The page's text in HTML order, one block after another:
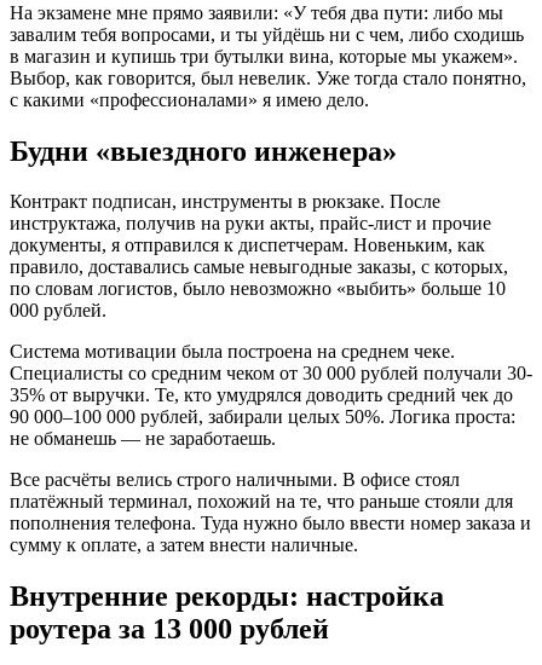
На экзамене мне прямо заявили: «У тебя два пути: либо мы
завалим тебя вопросами, и ты уйдёшь ни с чем, либо сходишь
в магазин и купишь три бутылки вина, которые мы укажем».
Выбор, как говорится, был невелик. Уже тогда стало понятно,
с какими «профессионалами» я имею дело.
Будни «выездного инженера»
Контракт подписан, инструменты в рюкзаке. После
инструктажа, получив на руки акты, прайс-лист и прочие
документы, я отправился к диспетчерам. Новеньким, как
правило, доставались самые невыгодные заказы, с которых,
по словам логистов, было невозможно «выбить» больше 10
000 рублей.
Система мотивации была построена на среднем чеке.
Специалисты со средним чеком от 30 000 рублей получали 30-
35% от выручки. Те, кто умудрялся доводить средний чек до
90 000–100 000 рублей, забирали целых 50%. Логика проста:
не обманешь — не заработаешь.
Все расчёты велись строго наличными. В офисе стоял
платёжный терминал, похожий на те, что раньше стояли для
пополнения телефона. Туда нужно было ввести номер заказа и
сумму к оплате, а затем внести наличные.
Внутренние рекорды: настройка
роутера за 13 000 рублей